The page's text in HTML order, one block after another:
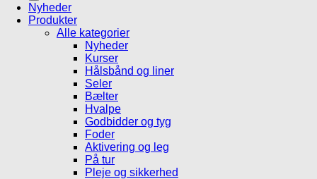
Nyheder
Produkter
Alle kategorier
Nyheder
Kurser
Hålsbånd og liner
Seler
Bælter
Hvalpe
Godbidder og tyg
Foder
Aktivering og leg
På tur
Pleje og sikkerhed